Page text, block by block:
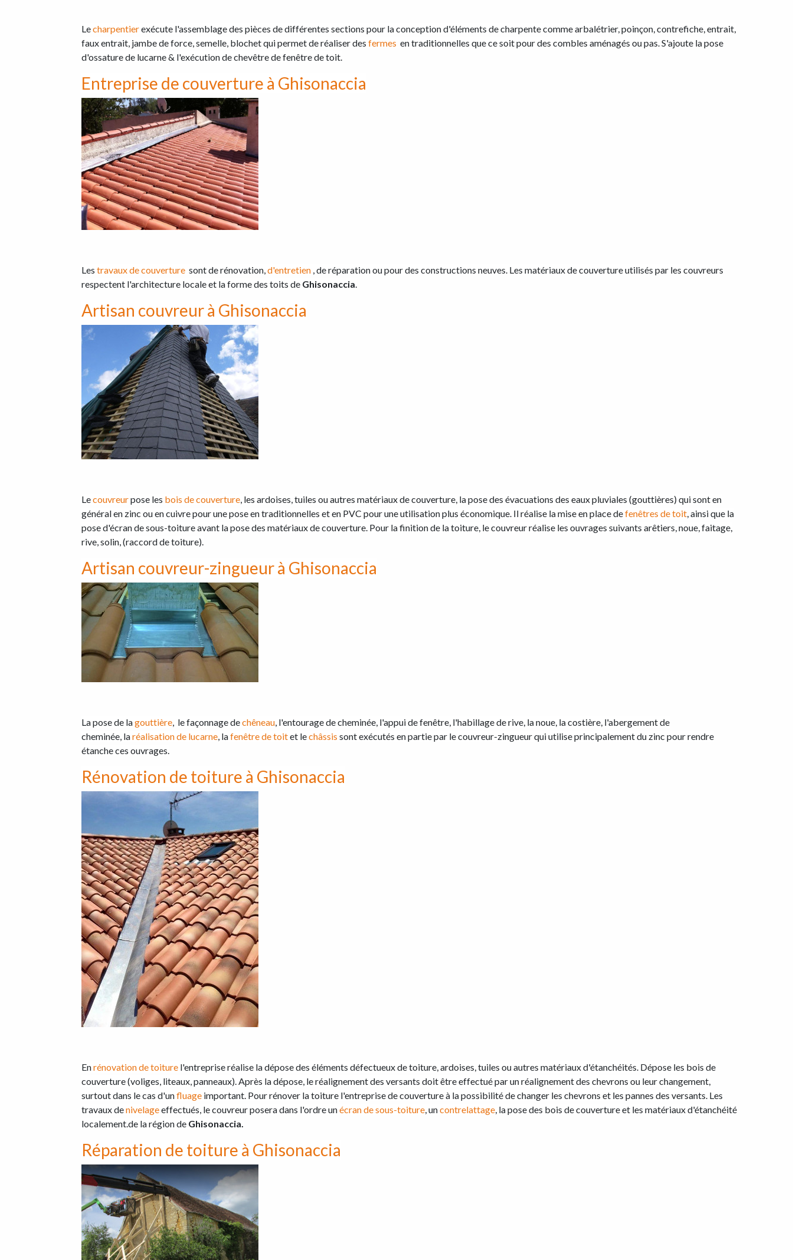
Lecharpentierexécute l'assemblage des pièces de différentes sections pour la conception d'éléments de charpente comme arbalétrier, poinçon, contrefiche, entrait,
faux entrait, jambe de force, semelle, blochet qui permet de réaliser des fermes en traditionnelles que ce soit pour des combles aménagés ou pas. S'ajoute la pose
d'ossature de lucarne & l'exécution de chevêtre de fenêtre de toit.
Entreprise de couverture à Ghisonaccia
Les travaux de couverture sont de rénovation,d'entretien , de réparation ou pour des constructions neuves. Les matériaux de couverture utilisés par les couvreurs
respectent l'architecture locale et la forme des toits de Ghisonaccia.
Artisan couvreur à Ghisonaccia
Lecouvreurpose les bois de couverture, les ardoises, tuiles ou autres matériaux de couverture, la pose des évacuations des eaux pluviales (gouttières) qui sont en
général en zinc ou en cuivre pour une pose en traditionnelles et en PVC pour une utilisation plus économique. Il réalise la mise en place defenêtres de toit, ainsi que la
pose d'écran de sous-toiture avant la pose des matériaux de couverture. Pour la finition de la toiture, le couvreur réalise les ouvrages suivants arêtiers, noue, faitage,
rive, solin, (raccord de toiture).
Artisan couvreur-zingueur à Ghisonaccia
La pose de lagouttière, le façonnage dechêneau, l'entourage de cheminée, l'appui de fenêtre, l'habillage de rive, la noue, la costière, l'abergement de
cheminée, laréalisation de lucarne, lafenêtre de toitet lechâssis sont exécutés en partie par le couvreur-zingueur qui utilise principalement du zinc pour rendre
étanche ces ouvrages.
Rénovation de toiture à Ghisonaccia
Enrénovation de toiture l'entreprise réalise la dépose des éléments défectueux de toiture, ardoises, tuiles ou autres matériaux d'étanchéités. Dépose les bois de
couverture (voliges, liteaux, panneaux). Après la dépose, le réalignement des versants doit être effectué par un réalignement des chevrons ou leur changement,
surtout dans le cas d'unfluage important. Pour rénover la toiture l'entreprise de couverture à la possibilité de changer les chevrons et les pannes des versants. Les
travaux denivelageeffectués, le couvreur posera dans l'ordre unécran de sous-toiture, uncontrelattage, la pose des bois de couverture et les matériaux d'étanchéité
localement.de la région de Ghisonaccia.
Réparation de toiture à Ghisonaccia